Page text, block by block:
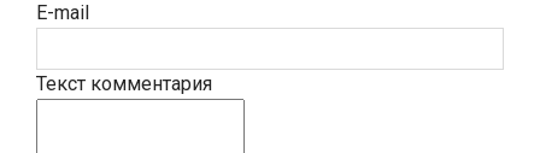
E-mail
Текст комментария